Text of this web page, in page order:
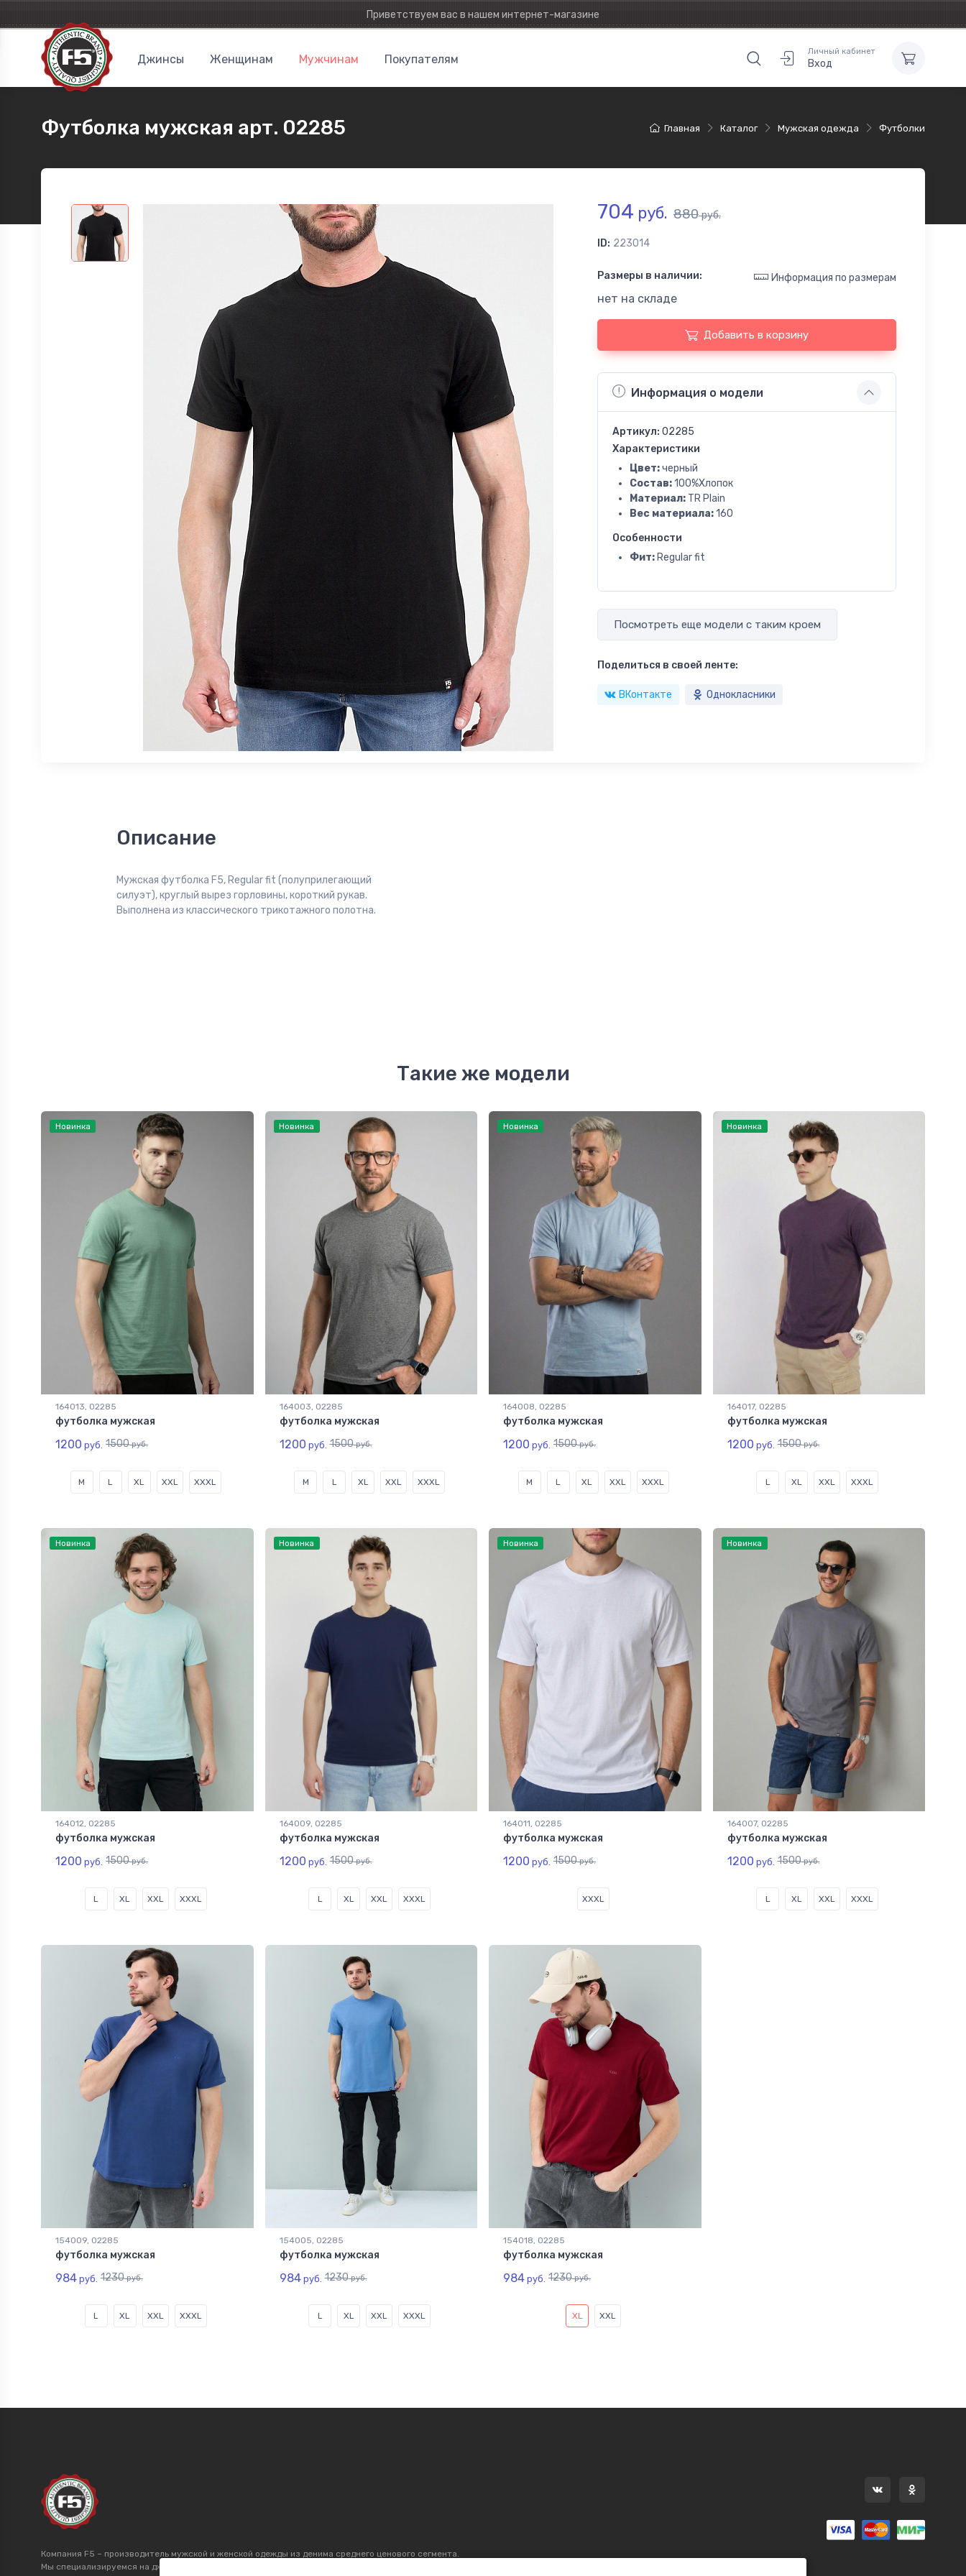
Приветствуем вас в нашем интернет-магазине
Личный кабинет
Вход
Джинсы Женщинам Мужчинам Покупателям
Главная Каталог Мужская одежда Футболки
Футболка мужская арт. 02285
704 руб. 880руб.
ID: 223014
Размеры в наличии: Информация по размерам
нет на складе
Добавить в корзину
Информация о модели
Артикул: 02285
Характеристики
Цвет:черный
Состав:100%Хлопок
Материал:TR Plain
Вес материала:160
Особенности
Фит:Regular fit
Посмотреть еще модели с таким кроем
Поделиться в своей ленте:
ВКонтакте Однокласники
Описание
Мужская футболка F5, Regular fit (полуприлегающий
силуэт), круглый вырез горловины, короткий рукав.
Выполнена из классического трикотажного полотна.
Такие же модели
Новинка
164013, 02285
футболка мужская
1200 руб. 1500руб.
M L XL XXL XXXL
Новинка
164003, 02285
футболка мужская
1200 руб. 1500руб.
M L XL XXL XXXL
Новинка
164008, 02285
футболка мужская
1200 руб. 1500руб.
M L XL XXL XXXL
Новинка
164017, 02285
футболка мужская
1200 руб. 1500руб.
L XL XXL XXXL
Новинка
164012, 02285
футболка мужская
1200 руб. 1500руб.
L XL XXL XXXL
Новинка
164009, 02285
футболка мужская
1200 руб. 1500руб.
L XL XXL XXXL
Новинка
164011, 02285
футболка мужская
1200 руб. 1500руб.
XXXL
Новинка
164007, 02285
футболка мужская
1200 руб. 1500руб.
L XL XXL XXXL
154009, 02285
футболка мужская
984 руб. 1230руб.
L XL XXL XXXL
154005, 02285
футболка мужская
984руб. 1230руб.
L XL XXL XXXL
154018, 02285
футболка мужская
984 руб. 1230руб.
XL XXL
Компания F5 – производитель мужской и женской одежды из денима среднего ценового сегмента.
Мы специализируемся на джинсах более 20 лет и производим товар, который продаётся. С 1996 г.